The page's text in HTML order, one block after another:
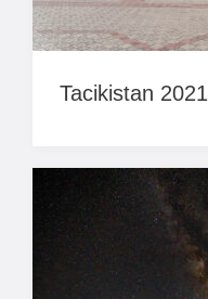
Tacikistan 2021